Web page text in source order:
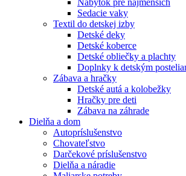
Sedacie vaky
Textil do detskej izby
Detské deky
Detské koberce
Detské obliečky a plachty
Doplnky k detským
Zábava a hračky
Detské autá a kolobežky
Hračky pre deti
Zábava na záhrade
Dielňa a dom
Autopríslušenstvo
Chovateľstvo
Darčekové príslušenstvo
Dielňa a náradie